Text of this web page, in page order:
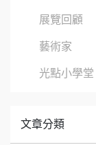
展覽回顧
藝術家
光點小學堂
文章分類